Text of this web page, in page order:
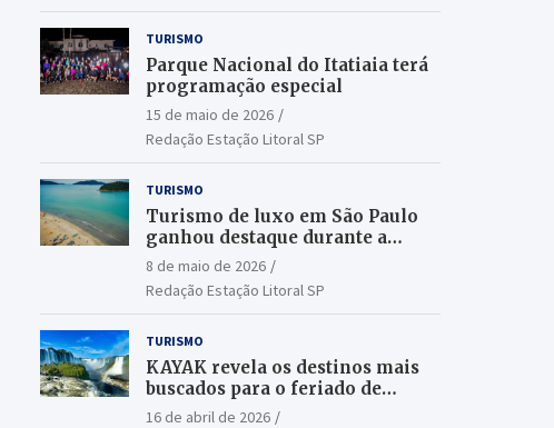
TURISMO
Parque Nacional do Itatiaia terá
programação especial
15 de maio de 2026
Redação Estação Litoral SP
TURISMO
Turismo de luxo em São Paulo
ganhou destaque durante a
ILTM Latin America 2026
8 de maio de 2026
Redação Estação Litoral SP
TURISMO
KAYAK revela os destinos mais
buscados para o feriado de
Tiradentes
16 de abril de 2026